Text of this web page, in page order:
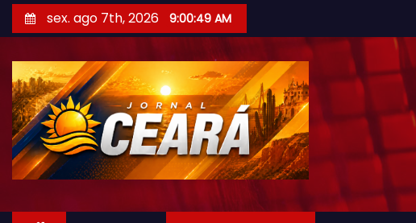
k
t
sex. ago 7th, 2026 9:00:51 AM